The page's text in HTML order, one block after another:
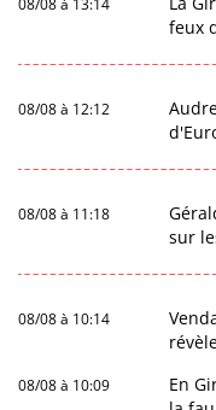
08/08 à 13:14
feux
08/08 à 12:12
08/08 à 11:18
sur
08/08 à 10:14
08/08 à 10:09
En